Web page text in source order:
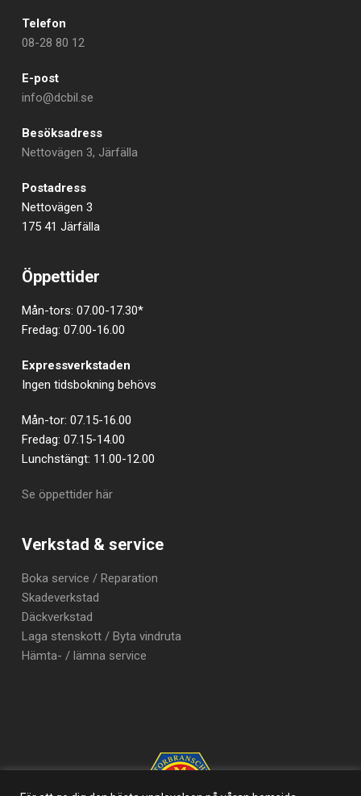
Telefon
08-28 80 12
E-post
info@dcbil.se
Besöksadress
Nettovägen 3, Järfälla
Postadress
Nettovägen 3
175 41 Järfälla
Öppettider
Mån-tors: 07.00-17.30*
Fredag: 07.00-16.00
Expressverkstaden
Ingen tidsbokning behövs
Mån-tor: 07.15-16.00
Fredag: 07.15-14.00
Lunchstängt: 11.00-12.00
Se öppettider här
Verkstad & service
Boka service / Reparation
Skadeverkstad
Däckverkstad
Laga stenskott / Byta vindruta
Hämta- / lämna service